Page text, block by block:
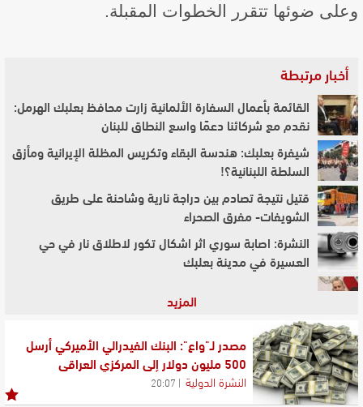
وعلى ضوئها تتقرر الخطوات المقبلة.
أخبار مرتبطة
القائمة بأعمال السفارة الألمانية زارت محافظ بعلبك الهرمل:
نقدم مع شركائنا دعمًا واسع النطاق للبنان
شيفرة بعلبك: هندسة البقاء وتكريس المظلة الإيرانية ومأزق
السلطة اللبنانية؟!
قتيل نتيجة تصادم بين دراجة نارية وشاحنة على طريق
الشويفات- مفرق الصحراء
النشرة: اصابة سوري اثر اشكال تكور لاطلاق نار في حي
العسيرة في مدينة بعلبك
"النشرة": وصول قائد الجيش إلى بعلبك
الأسلحة والمخدرات
وزارة الأشغال: نتابع تداعيات الحادث عند مفرق وطى الجوز
وندرس الخيارات لمعالجة هذه النقطة
المزيد
مصدر لـ"واع": البنك الفيدرالي الأميركي أرسل
500 مليون دولار إلى المركزي العراقي
النشرة الدولية 20:07